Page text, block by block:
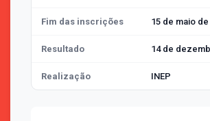
Fim das inscrições 15 de maio de
Resultado 14 de
Realização INEP